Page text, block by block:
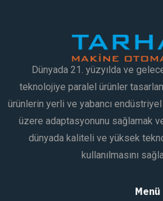
Dünyada 21. yüzyılda ve
teknolojiye paralel ürünler
ürünlerin yerli ve yabancı
üzere adaptasyonunu sağlamak
dünyada kaliteli ve yüksek
kullanılmasını
Menü